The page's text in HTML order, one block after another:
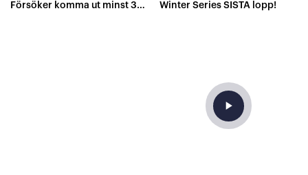
Försöker komma ut minst 30
Winter Series SISTA lopp!
play_arrow